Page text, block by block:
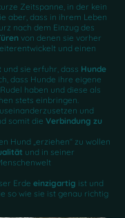
Zeitspanne, in der kein
aber, dass in ihrem Leben
nach dem Einzug des
von denen sie vorher
und einen
und sie erfuhr, dass Hunde
dass Hunde ihre eigene
haben und diese als
stets einbringen.
und
somit die Verbindung zu
Hund „erziehen“ zu wollen
und in seiner
Erde einzigartig ist und
so wie sie ist genau richtig